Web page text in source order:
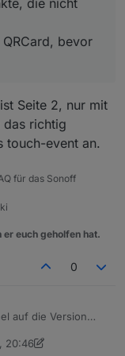
dazugehörigen
das Script lädt
Beim nächsten
auf der
zweite Touch
wird
man eine
hoch für einen
einen Kopf
bevor
Seite 2, nur mit
das richtig
touch-event an.
für das Sonoff
euch geholfen hat.
0
auf die Version
an/aus dann
20:46